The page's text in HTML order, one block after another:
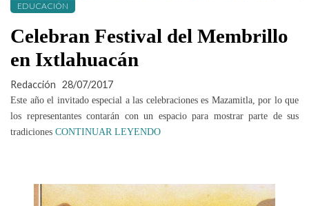
EDUCACIÓN
Celebran Festival del Membrillo
en Ixtlahuacán
Redacción 28/07/2017
Este año el invitado especial a las celebraciones es Mazamitla, por lo que
los representantes contarán con un espacio para mostrar parte de sus
tradiciones CONTINUAR LEYENDO